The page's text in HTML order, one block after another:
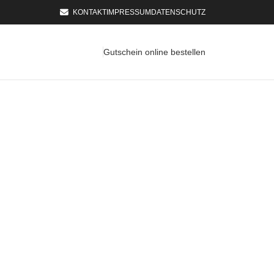
KONTAKT IMPRESSUM DATENSCHUTZ
Gutschein online bestellen